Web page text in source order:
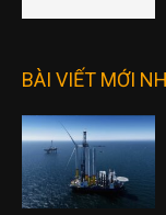
BÀI VIẾT MỚI